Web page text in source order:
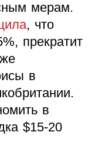
мерам.
, что
прекратит
в
в
$15-20